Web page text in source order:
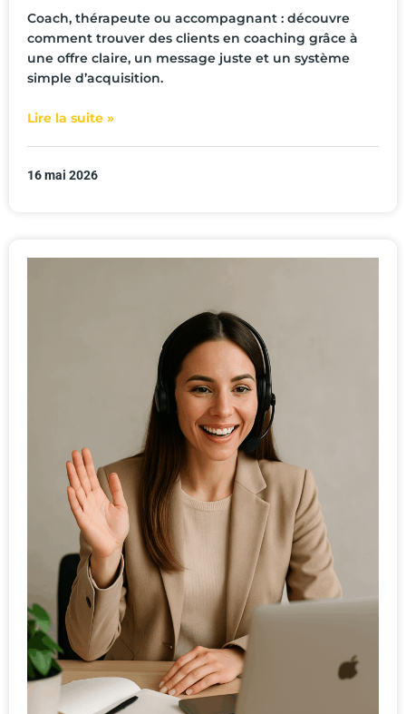
Coach, thérapeute ou accompagnant : découvre
comment trouver des clients en coaching grâce à
une offre claire, un message juste et un système
simple d’acquisition.
Lire la suite »
16 mai 2026